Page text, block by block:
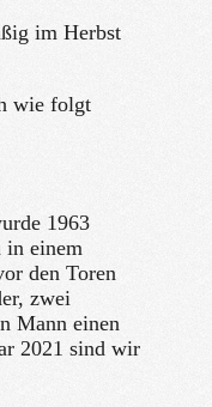
im Herbst
wie folgt
1963
in einem
den Toren
zwei
Mann einen
2021 sind wir